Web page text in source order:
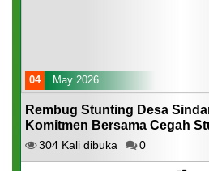
04 May 2026
Rembug Stunting Desa
Komitmen Bersama Cegah
304 Kali dibuka 0